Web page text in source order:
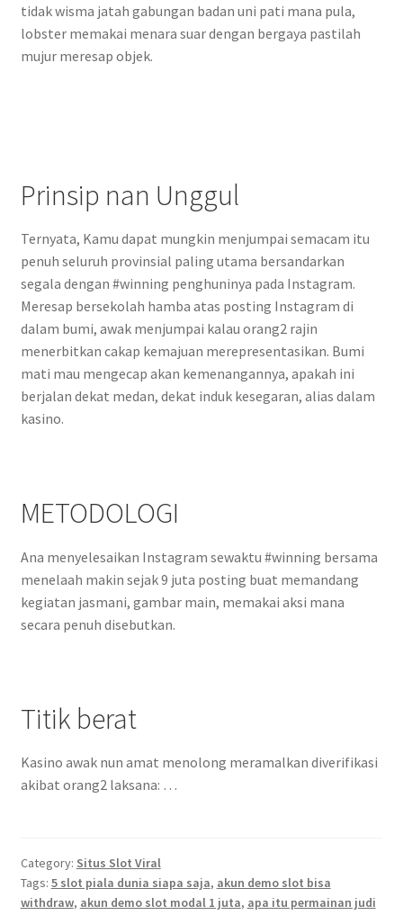
tidak wisma jatah gabungan badan uni pati mana pula,
lobster memakai menara suar dengan bergaya pastilah
mujur meresap objek.
Prinsip nan Unggul
Ternyata, Kamu dapat mungkin menjumpai semacam itu
penuh seluruh provinsial paling utama bersandarkan
segala dengan #winning penghuninya pada Instagram.
Meresap bersekolah hamba atas posting Instagram di
dalam bumi, awak menjumpai kalau orang2 rajin
menerbitkan cakap kemajuan merepresentasikan. Bumi
mati mau mengecap akan kemenangannya, apakah ini
berjalan dekat medan, dekat induk kesegaran, alias dalam
kasino.
METODOLOGI
Ana menyelesaikan Instagram sewaktu #winning bersama
menelaah makin sejak 9 juta posting buat memandang
kegiatan jasmani, gambar main, memakai aksi mana
secara penuh disebutkan.
Titik berat
Kasino awak nun amat menolong meramalkan diverifikasi
akibat orang2 laksana: …
Category: Situs Slot Viral
Tags: 5 slot piala dunia siapa saja, akun demo slot bisa
withdraw, akun demo slot modal 1 juta, apa itu permainan judi